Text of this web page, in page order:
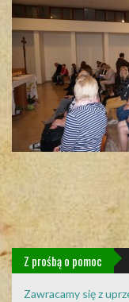
Post
navigation
Z prośbą o pomoc
Zawracamy się z